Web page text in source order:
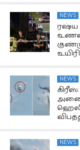
NEWS
ரஷ்ய
NEWS
NEWS